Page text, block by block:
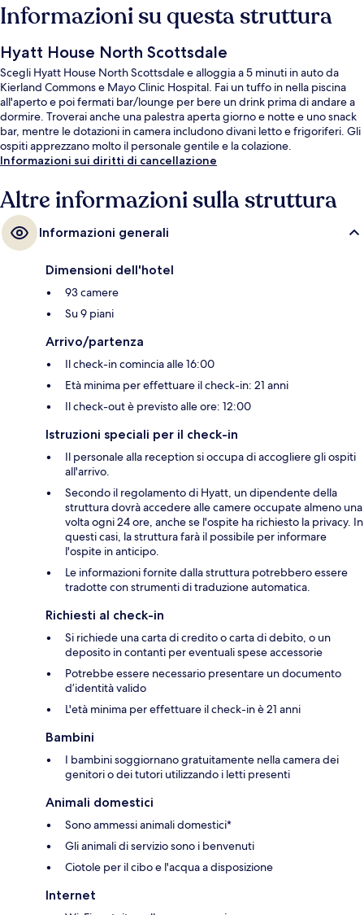
Informazioni su questa struttura
Hyatt House North Scottsdale
Scegli Hyatt House North Scottsdale e alloggia a 5 minuti in auto da
Kierland Commons e Mayo Clinic Hospital. Fai un tuffo in nella piscina
all'aperto e poi fermati bar/lounge per bere un drink prima di andare a
dormire. Troverai anche una palestra aperta giorno e notte e uno snack
bar, mentre le dotazioni in camera includono divani letto e frigoriferi. Gli
ospiti apprezzano molto il personale gentile e la colazione.
Informazioni sui diritti di cancellazione
Altre informazioni sulla struttura
Informazioni generali
Dimensioni dell'hotel
93 camere
Su 9 piani
Arrivo/partenza
Il check-in comincia alle 16:00
Età minima per effettuare il check-in: 21 anni
Il check-out è previsto alle ore: 12:00
Istruzioni speciali per il check-in
Il personale alla reception si occupa di accogliere gli ospiti
all'arrivo.
Secondo il regolamento di Hyatt, un dipendente della
struttura dovrà accedere alle camere occupate almeno una
volta ogni 24 ore, anche se l'ospite ha richiesto la privacy. In
questi casi, la struttura farà il possibile per informare
l'ospite in anticipo.
Le informazioni fornite dalla struttura potrebbero essere
tradotte con strumenti di traduzione automatica.
Richiesti al check-in
Si richiede una carta di credito o carta di debito, o un
deposito in contanti per eventuali spese accessorie
Potrebbe essere necessario presentare un documento
d’identità valido
L'età minima per effettuare il check-in è 21 anni
Bambini
I bambini soggiornano gratuitamente nella camera dei
genitori o dei tutori utilizzando i letti presenti
Animali domestici
Sono ammessi animali domestici*
Gli animali di servizio sono i benvenuti
Ciotole per il cibo e l'acqua a disposizione
Internet